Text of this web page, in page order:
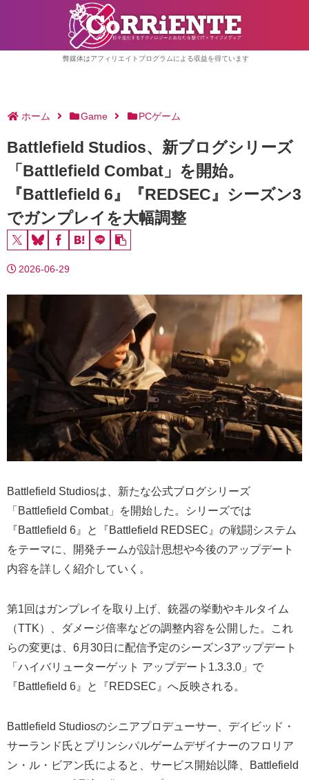
弊媒体はアフィリエイトプログラムによる収益を得ています
ホーム Game PCゲーム
Battlefield Studios、新ブログシリーズ
「Battlefield Combat」を開始。
『Battlefield 6』『REDSEC』シーズン3
でガンプレイを大幅調整
2026-06-29
Battlefield Studiosは、新たな公式ブログシリーズ
「Battlefield Combat」を開始した。シリーズでは
『Battlefield 6』と『Battlefield REDSEC』の戦闘システム
をテーマに、開発チームが設計思想や今後のアップデート
内容を詳しく紹介していく。
第1回はガンプレイを取り上げ、銃器の挙動やキルタイム
（TTK）、ダメージ倍率などの調整内容を公開した。これ
らの変更は、6月30日に配信予定のシーズン3アップデート
「ハイバリューターゲット アップデート1.3.3.0」で
『Battlefield 6』と『REDSEC』へ反映される。
Battlefield Studiosのシニアプロデューサー、デイビッド・
サーランド氏とプリンシパルゲームデザイナーのフロリア
ン・ル・ビアン氏によると、サービス開始以降、Battlefield